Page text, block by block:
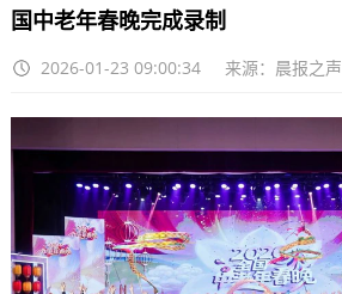
国中老年春晚完成录制
2026-01-23 09:00:34 来源：晨报之声